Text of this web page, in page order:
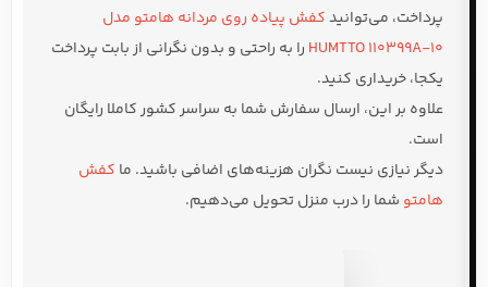
پرداخت، می‌توانیدکفش پیاده روی مردانه هامتو مدل
HUMTTO 110399A-10 را به راحتی و بدون نگرانی از بابت پرداخت
یکجا، خریداری کنید.
علاوه بر این، ارسال سفارش شما به سراسر کشور کاملا رایگان
است.
دیگر نیازی نیست نگران هزینه‌های اضافی باشید. ما کفش
هامتو شما را درب منزل تحویل می‌دهیم.